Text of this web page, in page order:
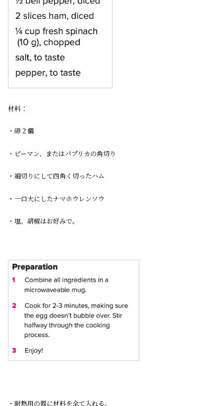
材料：
・卵２個
・ピーマン、またはパプリカの角切り
・細切りにして四角く切ったハム
・一口大にしたナマホウレンソウ
・塩、胡椒はお好みで。
・耐熱用の器に材料を全て入れる。